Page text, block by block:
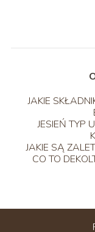
JAKIE
JESIEŃ TYP
JAKIE SĄ
CO TO